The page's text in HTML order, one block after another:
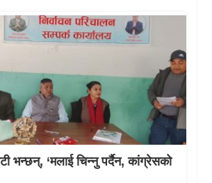
भन्छन्, ‘मलाई चिन्नु पर्दैन, कांग्रेसको